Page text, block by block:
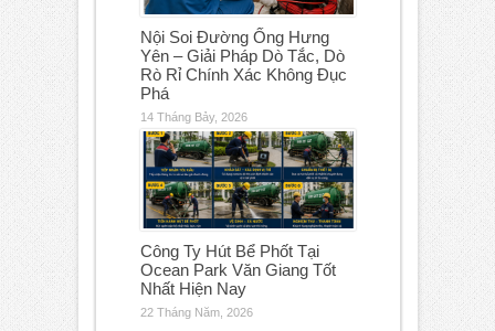
Nội Soi Đường Ống Hưng
Yên – Giải Pháp Dò Tắc, Dò
Rò Rỉ Chính Xác Không Đục
Phá
14 Tháng Bảy, 2026
Công Ty Hút Bể Phốt Tại
Ocean Park Văn Giang Tốt
Nhất Hiện Nay
22 Tháng Năm, 2026